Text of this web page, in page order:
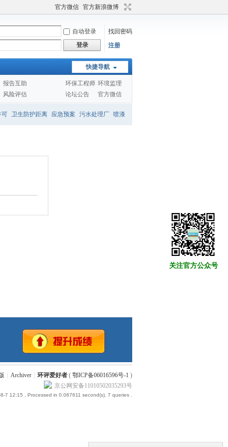
官方微信 官方新浪微博
自动登录
找回密码
登录 注册
快捷导航
报告互助
风险评估
环保工程师 环境监理
论坛公告
官方微信
可 卫生防护距离 应急预案 污水处理厂 喷漆
Archiver 环评爱好者 ( 鄂ICP备06016596号-1 )
京公网安备11010502035293号
关注官方公众号
7 12:15 , Processed in 0.067611 second(s), 7 queries .